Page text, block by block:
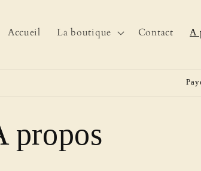
Accueil La boutique Contact A
propos